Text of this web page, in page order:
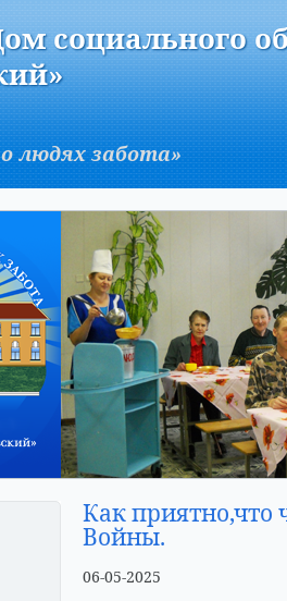
социального
людях забота»
Как приятно,что
Войны.
06-05-2025